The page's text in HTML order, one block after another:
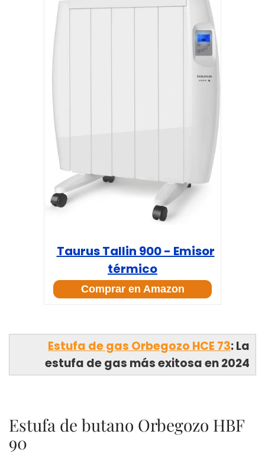
Taurus Tallin 900 - Emisor
térmico
Comprar en Amazon
Estufa de gas Orbegozo HCE 73: La
estufa de gas más exitosa en 2024
Estufa de butano Orbegozo HBF
90